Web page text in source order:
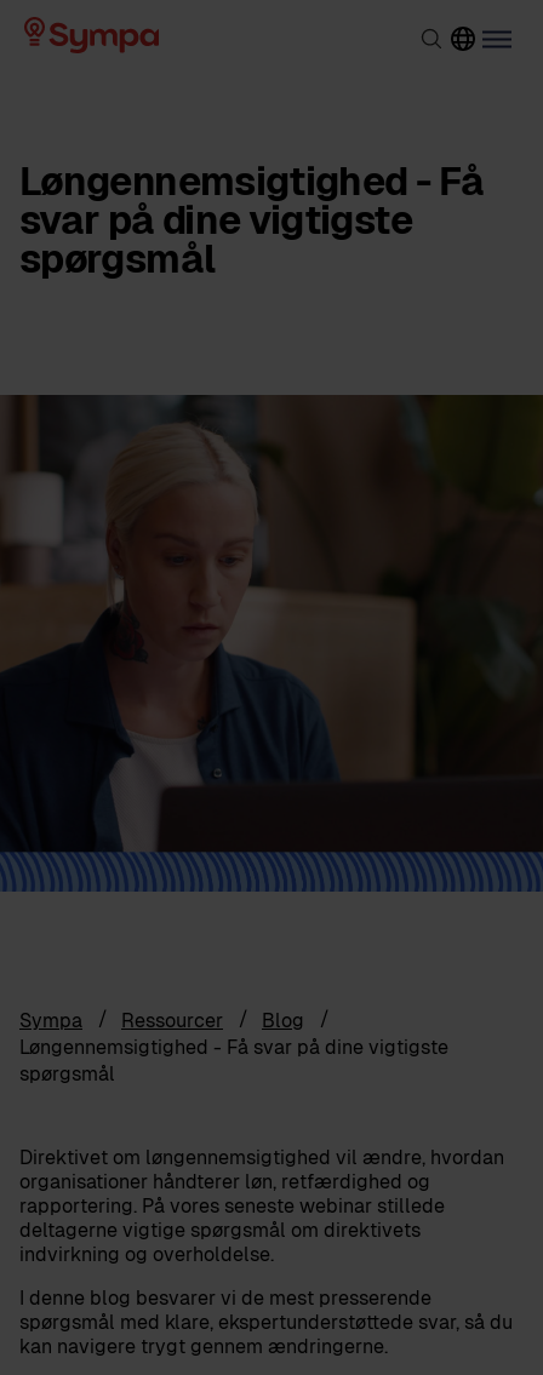
Løngennemsigtighed - Få
svar på dine vigtigste
spørgsmål
Sympa Ressourcer
Blog
Løngennemsigtighed - Få svar på dine vigtigste
spørgsmål
Direktivet om løngennemsigtighed vil ændre, hvordan
organisationer håndterer løn, retfærdighed og
rapportering. På vores seneste webinar stillede
deltagerne vigtige spørgsmål om direktivets
indvirkning og overholdelse.
I denne blog besvarer vi de mest presserende
spørgsmål med klare, ekspertunderstøttede svar, så du
kan navigere trygt gennem ændringerne.